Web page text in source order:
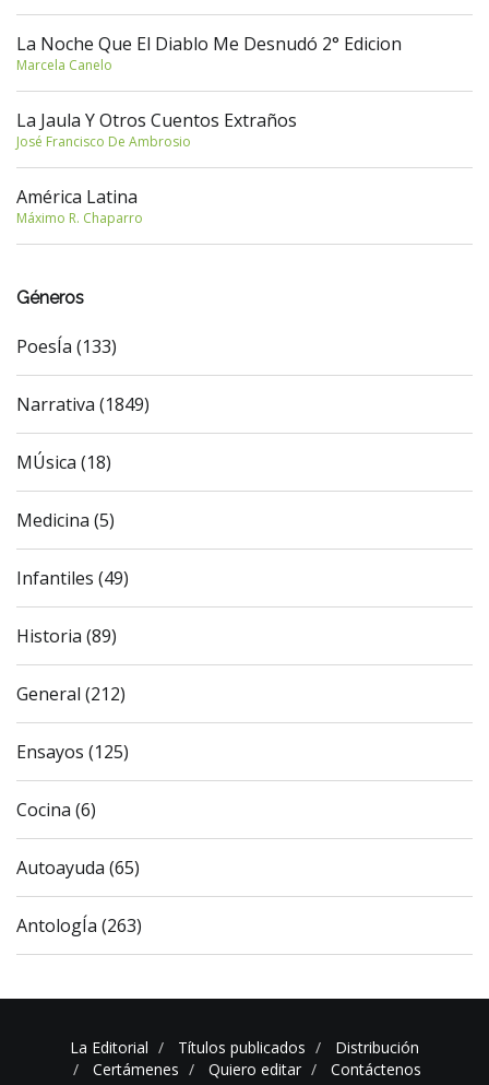
La Noche Que El Diablo Me Desnudó 2° Edicion
Marcela Canelo
La Jaula Y Otros Cuentos Extraños
José Francisco De Ambrosio
América Latina
Máximo R. Chaparro
Géneros
PoesÍa (133)
Narrativa (1849)
MÚsica (18)
Medicina (5)
Infantiles (49)
Historia (89)
General (212)
Ensayos (125)
Cocina (6)
Autoayuda (65)
AntologÍa (263)
La Editorial Títulos publicados
Distribución
Certámenes
Quiero editar Contáctenos